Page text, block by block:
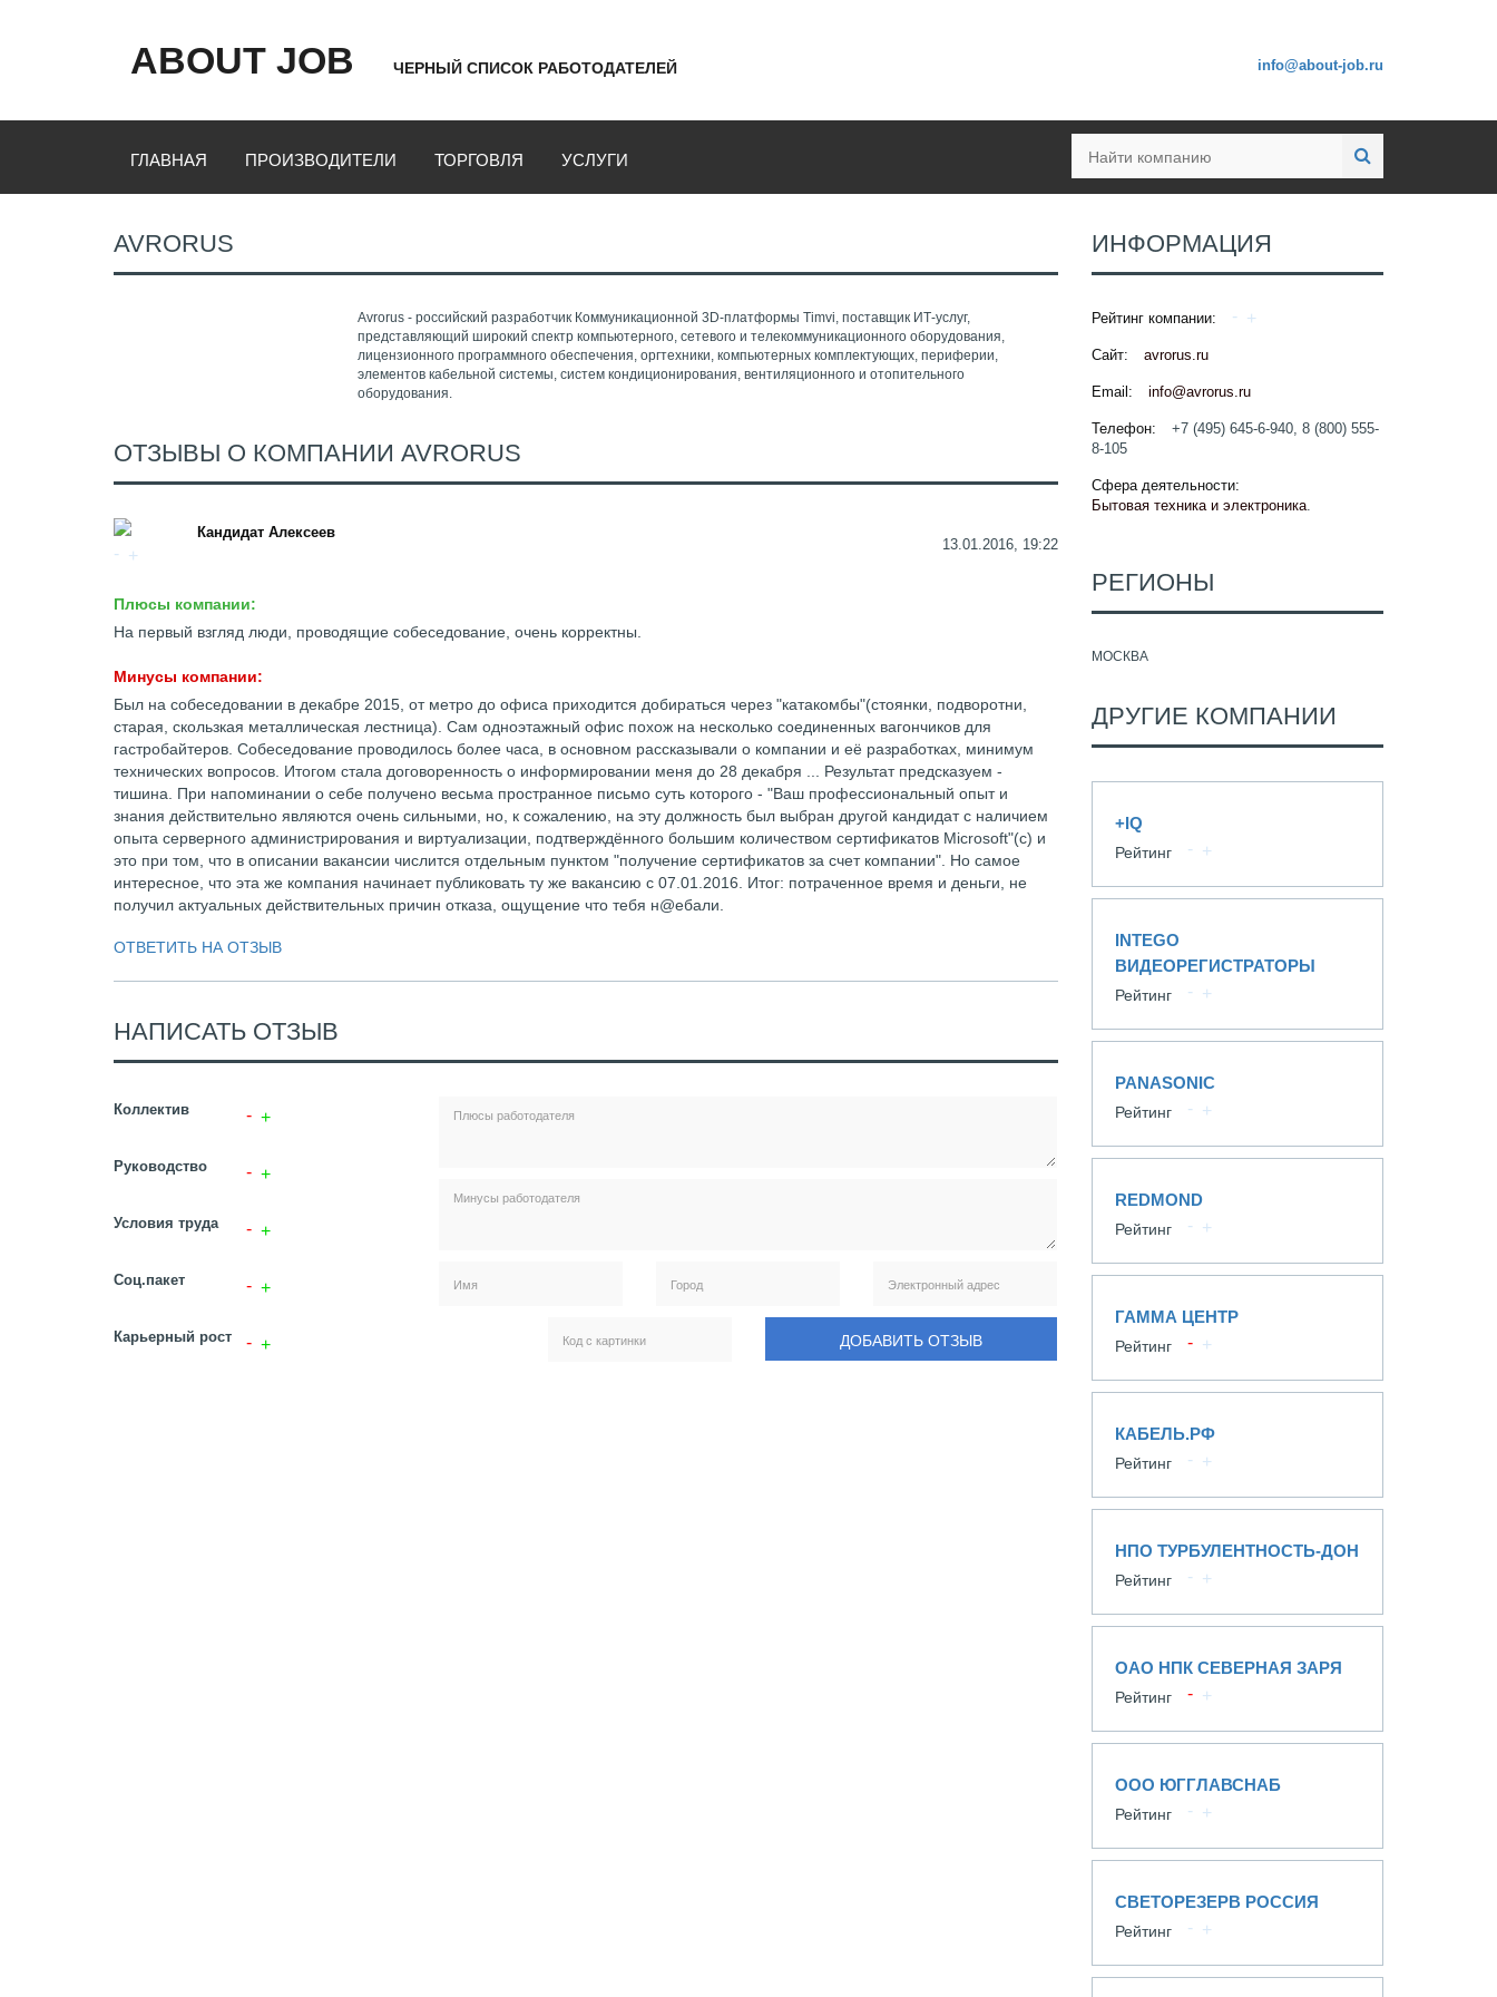
ABOUT JOB ЧЕРНЫЙ СПИСОК РАБОТОДАТЕЛЕЙ info@about-job.ru
ГЛАВНАЯ ПРОИЗВОДИТЕЛИ ТОРГОВЛЯ УСЛУГИ
AVRORUS
Avrorus - российский разработчик Коммуникационной 3D-платформы Timvi, поставщик ИТ-услуг,
представляющий широкий спектр компьютерного, сетевого и телекоммуникационного оборудования,
лицензионного программного обеспечения, оргтехники, компьютерных комплектующих, периферии,
элементов кабельной системы, систем кондиционирования, вентиляционного и отопительного
оборудования.
ОТЗЫВЫ О КОМПАНИИ AVRORUS
Кандидат Алексеев
13.01.2016, 19:22
Плюсы компании:
На первый взгляд люди, проводящие собеседование, очень корректны.
Минусы компании:
Был на собеседовании в декабре 2015, от метро до офиса приходится добираться через "катакомбы"(стоянки, подворотни,
старая, скользкая металлическая лестница). Сам одноэтажный офис похож на несколько соединенных вагончиков для
гастробайтеров. Собеседование проводилось более часа, в основном рассказывали о компании и её разработках, минимум
технических вопросов. Итогом стала договоренность о информировании меня до 28 декабря ... Результат предсказуем -
тишина. При напоминании о себе получено весьма пространное письмо суть которого - "Ваш профессиональный опыт и
знания действительно являются очень сильными, но, к сожалению, на эту должность был выбран другой кандидат с наличием
опыта серверного администрирования и виртуализации, подтверждённого большим количеством сертификатов Microsoft"(с) и
это при том, что в описании вакансии числится отдельным пунктом "получение сертификатов за счет компании". Но самое
интересное, что эта же компания начинает публиковать ту же вакансию с 07.01.2016. Итог: потраченное время и деньги, не
получил актуальных действительных причин отказа, ощущение что тебя н@ебали.
ОТВЕТИТЬ НА ОТЗЫВ
НАПИСАТЬ ОТЗЫВ
Коллектив
Руководство
Условия труда
Соц.пакет
Карьерный рост ДОБАВИТЬ ОТЗЫВ
ИНФОРМАЦИЯ
Рейтинг компании:
Сайт: avrorus.ru
Email: info@avrorus.ru
Телефон:
+7 (495) 645-6-940, 8 (800) 555-
8-105
Сфера деятельности:
Бытовая техника и электроника.
РЕГИОНЫ
МОСКВА
ДРУГИЕ КОМПАНИИ
+IQ
Рейтинг
INTEGO
ВИДЕОРЕГИСТРАТОРЫ
Рейтинг
PANASONIC
Рейтинг
REDMOND
Рейтинг
ГАММА ЦЕНТР
Рейтинг
КАБЕЛЬ.РФ
Рейтинг
НПО ТУРБУЛЕНТНОСТЬ-ДОН
Рейтинг
ОАО НПК СЕВЕРНАЯ ЗАРЯ
Рейтинг
ООО ЮГГЛАВСНАБ
Рейтинг
СВЕТОРЕЗЕРВ РОССИЯ
Рейтинг